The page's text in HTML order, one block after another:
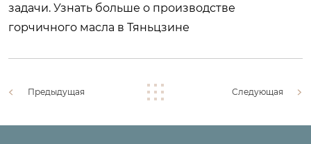
задачи. Узнать больше о производстве
горчичного масла в Тяньцзине
Предыдущая Следующая